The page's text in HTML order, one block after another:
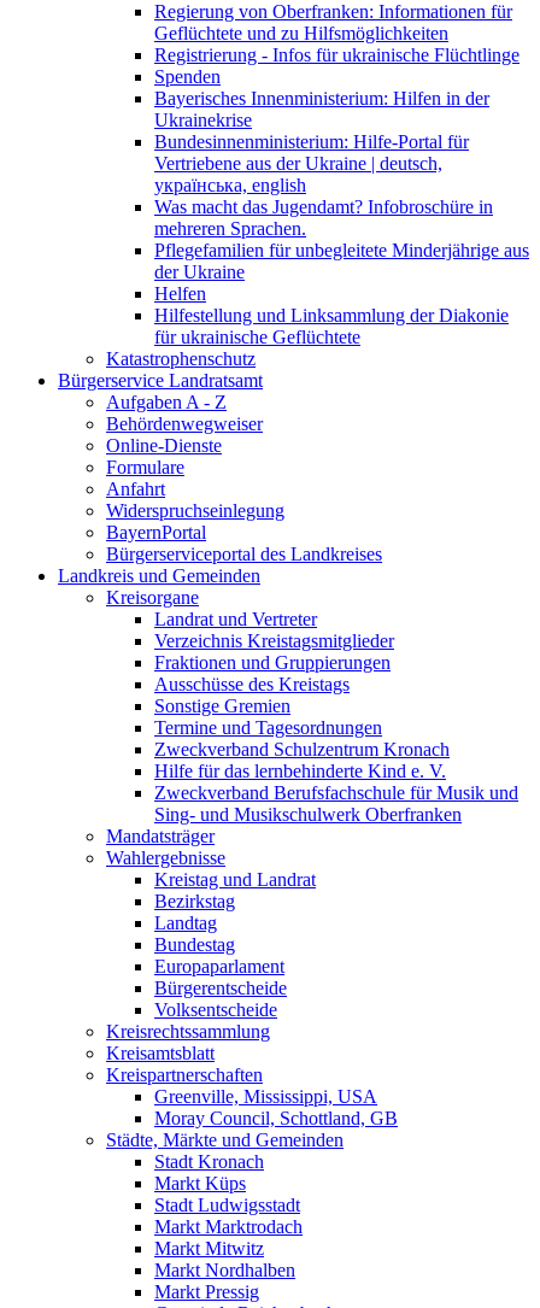
Regierung von Oberfranken: Informationen für
Geflüchtete und zu Hilfsmöglichkeiten
Registrierung - Infos für ukrainische Flüchtlinge
Spenden
Bayerisches Innenministerium: Hilfen in der
Ukrainekrise
Bundesinnenministerium: Hilfe-Portal für
Vertriebene aus der Ukraine | deutsch,
українська, english
Was macht das Jugendamt? Infobroschüre in
mehreren Sprachen.
Pflegefamilien für unbegleitete Minderjährige aus
der Ukraine
Helfen
Hilfestellung und Linksammlung der Diakonie
für ukrainische Geflüchtete
Katastrophenschutz
Bürgerservice Landratsamt
Aufgaben A - Z
Behördenwegweiser
Online-Dienste
Formulare
Anfahrt
Widerspruchseinlegung
BayernPortal
Bürgerserviceportal des Landkreises
Landkreis und Gemeinden
Kreisorgane
Landrat und Vertreter
Verzeichnis Kreistagsmitglieder
Fraktionen und Gruppierungen
Ausschüsse des Kreistags
Sonstige Gremien
Termine und Tagesordnungen
Zweckverband Schulzentrum Kronach
Hilfe für das lernbehinderte Kind e. V.
Zweckverband Berufsfachschule für Musik und
Sing- und Musikschulwerk Oberfranken
Mandatsträger
Wahlergebnisse
Kreistag und Landrat
Bezirkstag
Landtag
Bundestag
Europaparlament
Bürgerentscheide
Volksentscheide
Kreisrechtssammlung
Kreisamtsblatt
Kreispartnerschaften
Greenville, Mississippi, USA
Moray Council, Schottland, GB
Städte, Märkte und Gemeinden
Stadt Kronach
Markt Küps
Stadt Ludwigsstadt
Markt Marktrodach
Markt Mitwitz
Markt Nordhalben
Markt Pressig